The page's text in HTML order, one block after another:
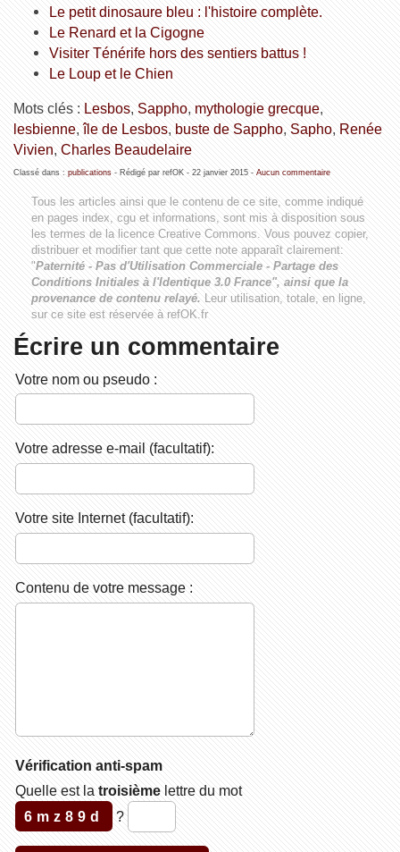
Le petit dinosaure bleu : l'histoire complète.
Le Renard et la Cigogne
Visiter Ténérife hors des sentiers battus !
Le Loup et le Chien
Mots clés : Lesbos, Sappho, mythologie grecque,
lesbienne,île de Lesbos, buste de Sappho, Sapho, Renée
Vivien, Charles Beaudelaire
Classé dans : publications- Rédigé par refOK - 22 janvier 2015- Aucun commentaire
Tous les articles ainsi que le contenu de ce site, comme indiqué
en pages index, cgu et informations, sont mis à disposition sous
les termes de la licence Creative Commons. Vous pouvez copier,
distribuer et modifier tant que cette note apparaît clairement:
"Paternité - Pas d'Utilisation Commerciale - Partage des
Conditions Initiales à l'Identique 3.0 France", ainsi que la
provenance de contenu relayé. Leur utilisation, totale, en ligne,
sur ce site est réservée à refOK.fr
Écrire un commentaire
Votre nom ou pseudo :
Votre adresse e-mail (facultatif):
Votre site Internet (facultatif):
Contenu de votre message :
Vérification anti-spam
Quelle est la troisièmelettre du mot
6mz89d
?